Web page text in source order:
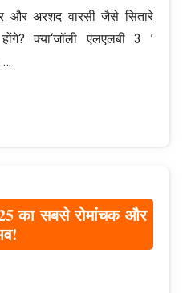
और अरशद वारसी जैसे सितारे
क्या‘जॉली एलएलबी 3 ’
…
का सबसे रोमांचक और